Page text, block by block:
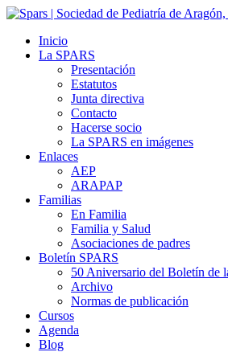
Inicio
La SPARS
Presentación
Estatutos
Junta directiva
Contacto
Hacerse socio
La SPARS en imágenes
Enlaces
AEP
ARAPAP
Familias
En Familia
Familia y Salud
Asociaciones de padres
Boletín SPARS
50 Aniversario del Boletín de
Archivo
Normas de publicación
Cursos
Agenda
Blog